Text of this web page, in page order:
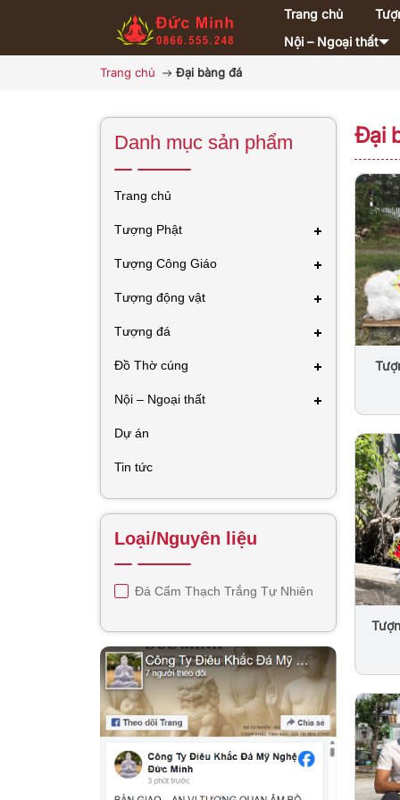
Trang chủ
Nội – Ngoại thất
Trang chủ Đại bàng đá
Danh mục sản phẩm
Trang chủ
Tượng Phật
Tượng Công Giáo
Tượng động vật
Tượng đá
Đồ Thờ cúng
Nội – Ngoại thất
Dự án
Tin tức
Loại/Nguyên liệu
Đá Cẩm Thạch Trắng Tự Nhiên
Đại